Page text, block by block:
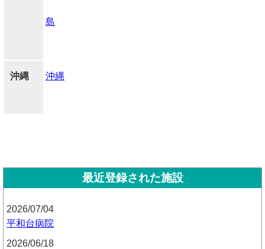
島
沖縄 沖縄
最近登録された施設
2026/07/04
平和台病院
2026/06/18